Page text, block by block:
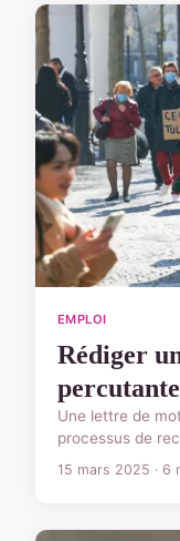
EMPLOI
Rédiger
Une lettre de
processus de
15 mars 2025 · 6